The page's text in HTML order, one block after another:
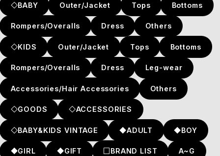
◇BABY Outer/Jacket Tops Bottoms
Rompers/Overalls Dress Others
◇KIDS Outer/Jacket Tops Bottoms
Rompers/Overalls Dress Leg-wear
Accessories/Hair Accessories Others
◇GOODS ◇ACCESSORIES
◇BABY&KIDS VINTAGE ◆ADULT ◆BOY
◆GIRL ◆GIFT □BRAND LIST A~G